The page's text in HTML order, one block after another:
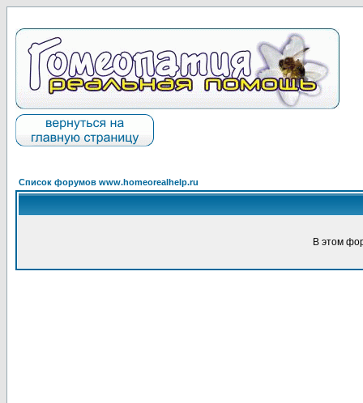
Список форумов www.homeorealhelp.ru
В этом